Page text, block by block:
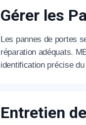
Gérer les
Les pannes de portes
réparation adéquats.
identification précise
Entretien
Nous